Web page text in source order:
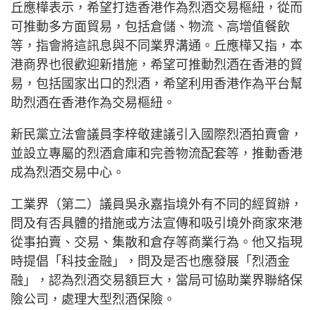
丘應樺表示，希望打造香港作為烈酒交易樞紐，從而
可推動多方面貿易，包括倉儲、物流、高增值餐飲
等，指會將這訊息與不同業界溝通。丘應樺又指，本
港商界也很歡迎新措施，希望可推動烈酒在香港的貿
易，包括國家出口的烈酒，希望利用香港作為平台幫
助烈酒在香港作為交易樞紐。
新民黨立法會議員李梓敬建議引入國際烈酒拍賣會，
並設立專屬的烈酒倉庫和完善物流配套等，推動香港
成為烈酒交易中心。
工業界（第二）議員吳永嘉指境外有不同的經貿辦，
問及有否具體的措施或方法宣傳和吸引境外商家來港
從事拍賣、交易、集散和倉存等商業行為。他又指現
時提倡「科技金融」，問及是否也應發展「烈酒金
融」，認為烈酒交易額巨大，當局可協助業界聯絡保
險公司，處理大型烈酒保險。